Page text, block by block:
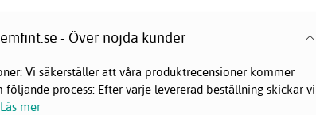
- Över nöjda kunder
Vi säkerställer att våra produktrecensioner kommer
process: Efter varje levererad beställning skickar vi
Läs mer